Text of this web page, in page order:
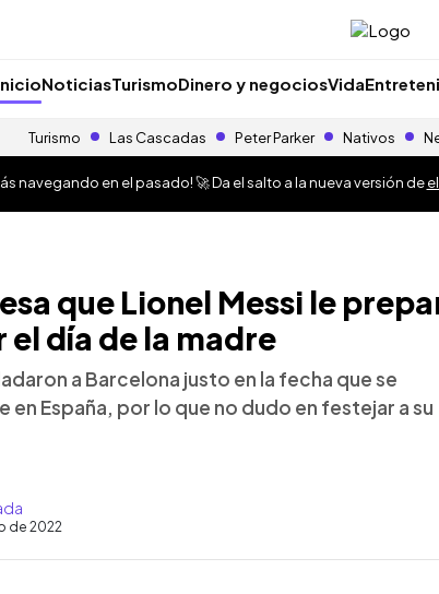
NoticiasTurismoDinero y negociosVida
Turismo Las Cascadas Peter Parker Nativos
navegando en el pasado! 🚀 Da el salto a la nueva versión de
que Lionel Messi le
día de la madre
a Barcelona justo en la fecha que se
en España, por lo que no dudo en festejar a su
de 2022